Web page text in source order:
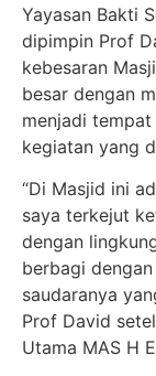
Yayasan Bakti
dipimpin Prof
kebesaran
besar dengan
menjadi
kegiatan yang
“Di Masjid ini
saya terkejut
dengan
berbagi
saudaranya
Prof David
Utama MAS H